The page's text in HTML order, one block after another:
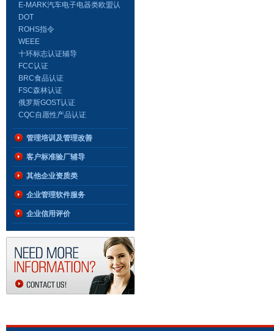
E-MARK汽车电子电器类欧盟认
证
DOT
ROHS指令
WEEE
十环标志认证辅导
FCC认证
BRC食品认证
FSC森林认证
俄罗斯GOST认证
CQC自愿性产品认证
管理培训及管理改善
客户标准验厂辅导
其他企业资质类
企业管理软件服务
企业信用评价